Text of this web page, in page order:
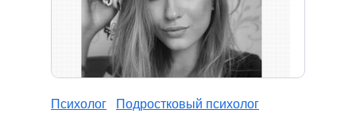
Психолог Подростковый психолог